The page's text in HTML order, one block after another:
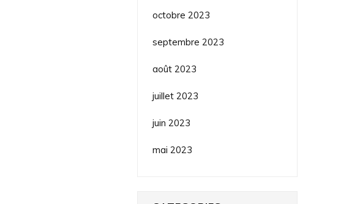
octobre 2023
septembre 2023
août 2023
juillet 2023
juin 2023
mai 2023